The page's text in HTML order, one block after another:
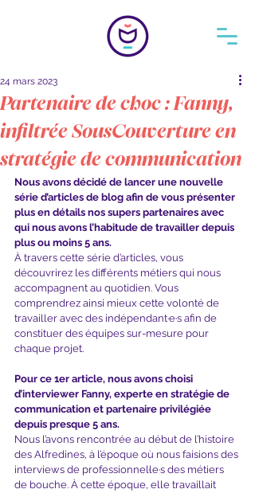
Partenaire de choc : Fanny,
infiltrée SousCouverture en
stratégie de communication
24 mars 2023
Nous avons décidé de lancer une nouvelle
série d’articles de blog afin de vous présenter
plus en détails nos supers partenaires avec
qui nous avons l’habitude de travailler depuis
plus ou moins 5 ans.
À travers cette série d’articles, vous
découvrirez les différents métiers qui nous
accompagnent au quotidien. Vous
comprendrez ainsi mieux cette volonté de
travailler avec des indépendant·e·s afin de
constituer des équipes sur-mesure pour
chaque projet.
Pour ce 1er article, nous avons choisi
d’interviewer Fanny, experte en stratégie de
communication et partenaire privilégiée
depuis presque 5 ans.
Nous l’avons rencontrée au début de l’histoire
des Alfredines, à l’époque où nous faisions des
interviews de professionnel·le·s des métiers
de bouche. À cette époque, elle travaillait